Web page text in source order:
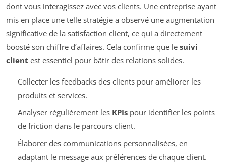
dont vous interagissez avec vos clients. Une entreprise ayant
mis en place une telle stratégie a observé une augmentation
significative de la satisfaction client, ce qui a directement
boosté son chiffre d’affaires. Cela confirme que le suivi
client est essentiel pour bâtir des relations solides.
Collecter les feedbacks des clients pour améliorer les
produits et services.
Analyser régulièrement les KPIspour identifier les points
de friction dans le parcours client.
Élaborer des communications personnalisées, en
adaptant le message aux préférences de chaque client.